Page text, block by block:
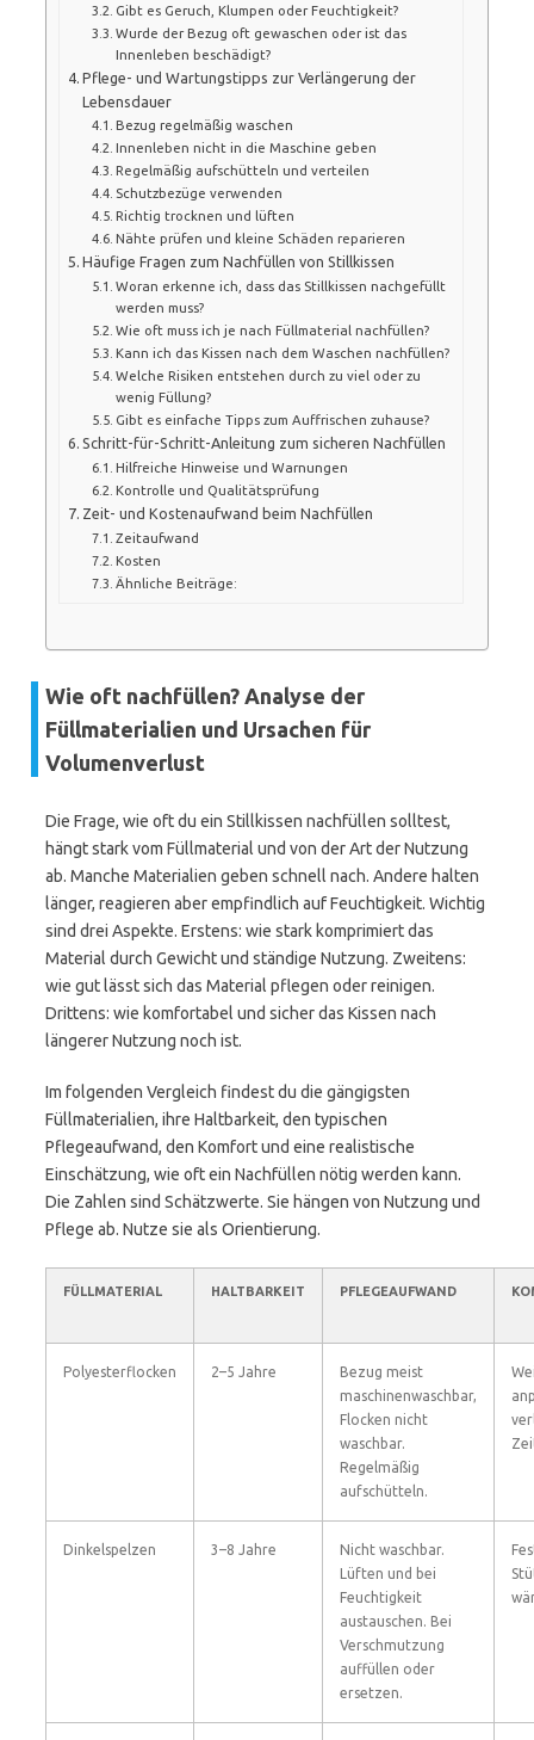
Gibt es Geruch, Klumpen oder Feuchtigkeit?
Wurde der Bezug oft gewaschen oder ist das
Innenleben beschädigt?
Pflege- und Wartungstipps zur Verlängerung der
Lebensdauer
Bezug regelmäßig waschen
Innenleben nicht in die Maschine geben
Regelmäßig aufschütteln und verteilen
Schutzbezüge verwenden
Richtig trocknen und lüften
Nähte prüfen und kleine Schäden reparieren
Häufige Fragen zum Nachfüllen von Stillkissen
Woran erkenne ich, dass das Stillkissen nachgefüllt
werden muss?
Wie oft muss ich je nach Füllmaterial nachfüllen?
Kann ich das Kissen nach dem Waschen nachfüllen?
Welche Risiken entstehen durch zu viel oder zu
wenig Füllung?
Gibt es einfache Tipps zum Auffrischen zuhause?
Schritt-für-Schritt-Anleitung zum sicheren Nachfüllen
Hilfreiche Hinweise und Warnungen
Kontrolle und Qualitätsprüfung
Zeit- und Kostenaufwand beim Nachfüllen
Zeitaufwand
Kosten
Ähnliche Beiträge:
Wie oft nachfüllen? Analyse der
Füllmaterialien und Ursachen für
Volumenverlust
Die Frage, wie oft du ein Stillkissen nachfüllen solltest,
hängt stark vom Füllmaterial und von der Art der Nutzung
ab. Manche Materialien geben schnell nach. Andere halten
länger, reagieren aber empfindlich auf Feuchtigkeit. Wichtig
sind drei Aspekte. Erstens: wie stark komprimiert das
Material durch Gewicht und ständige Nutzung. Zweitens:
wie gut lässt sich das Material pflegen oder reinigen.
Drittens: wie komfortabel und sicher das Kissen nach
längerer Nutzung noch ist.
Im folgenden Vergleich findest du die gängigsten
Füllmaterialien, ihre Haltbarkeit, den typischen
Pflegeaufwand, den Komfort und eine realistische
Einschätzung, wie oft ein Nachfüllen nötig werden kann.
Die Zahlen sind Schätzwerte. Sie hängen von Nutzung und
Pflege ab. Nutze sie als Orientierung.
FÜLLMATERIAL HALTBARKEIT PFLEGEAUFWAND
Polyesterflocken 2–5 Jahre
Bezug meist
maschinenwaschbar,
Flocken nicht
waschbar.
Regelmäßig
aufschütteln.
Dinkelspelzen 3–8 Jahre
Nicht waschbar.
Lüften und bei
Feuchtigkeit
austauschen. Bei
Verschmutzung
auffüllen oder
ersetzen.